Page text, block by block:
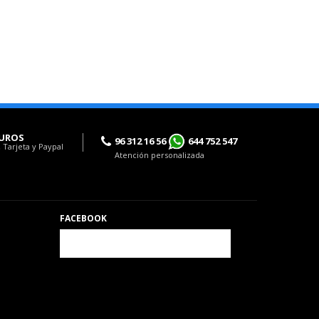
y Paypal 96 312 16 56 644 752 547
Atención personalizada
FACEBOOK